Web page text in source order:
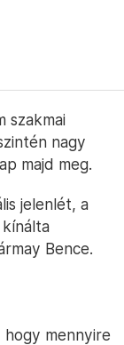
szakmai
nagy
majd meg.
jelenlét, a
Bence.
hogy mennyire